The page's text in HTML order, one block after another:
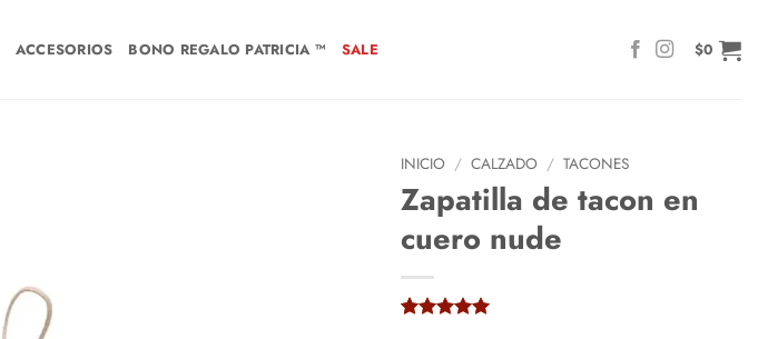
ACCESORIOS BONO REGALO PATRICIA ™ SALE $0
INICIO / CALZADO / TACONES
Zapatilla de tacon en
cuero nude